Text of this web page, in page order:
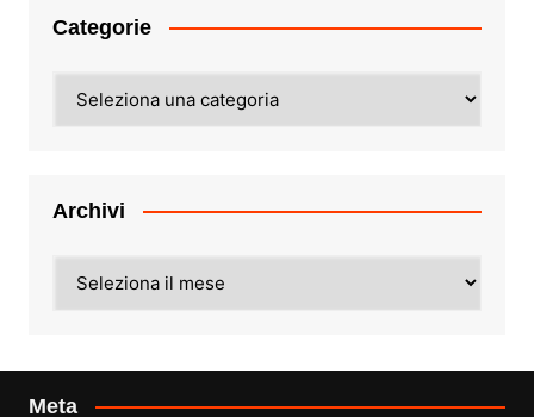
Categorie
Archivi
Meta